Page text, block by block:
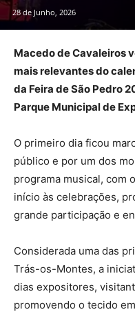
28 de Junho, 2026
Macedo de Cavaleiros
mais relevantes do
da Feira de São Pedro
Parque Municipal de
O primeiro dia ficou
público e por um dos
programa musical, com
início às celebrações,
grande participação e
Considerada uma das
Trás-os-Montes, a
dias expositores,
promovendo o tecido